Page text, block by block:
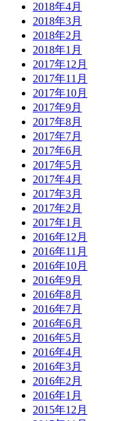
2018年4月
2018年3月
2018年2月
2018年1月
2017年12月
2017年11月
2017年10月
2017年9月
2017年8月
2017年7月
2017年6月
2017年5月
2017年4月
2017年3月
2017年2月
2017年1月
2016年12月
2016年11月
2016年10月
2016年9月
2016年8月
2016年7月
2016年6月
2016年5月
2016年4月
2016年3月
2016年2月
2016年1月
2015年12月